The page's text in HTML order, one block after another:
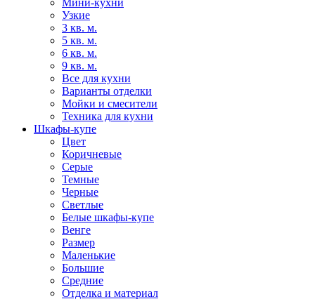
Мини-кухни
Узкие
3 кв. м.
5 кв. м.
6 кв. м.
9 кв. м.
Все для кухни
Варианты отделки
Мойки и смесители
Техника для кухни
Шкафы-купе
Цвет
Коричневые
Серые
Темные
Черные
Светлые
Белые шкафы-купе
Венге
Размер
Маленькие
Большие
Средние
Отделка и материал